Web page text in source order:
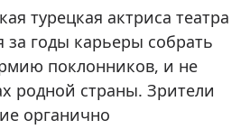
турецкая актриса театра
за годы карьеры собрать
поклонников, и не
родной страны. Зрители
органично